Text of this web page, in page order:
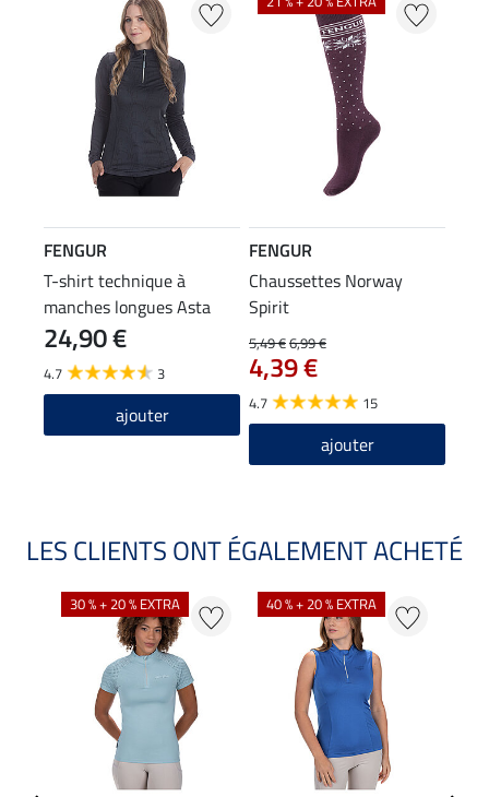
FENGUR
T-shirt technique à
manches longues Asta
24,90 €
4.7 3
ajouter
FENGUR
Chaussettes Norway
Spirit
5,49 €6,99 €
4,39 €
4.7 15
ajouter
LES CLIENTS ONT ÉGALEMENT ACHETÉ
30 % + 20 % EXTRA 40 % + 20 % EXTRA